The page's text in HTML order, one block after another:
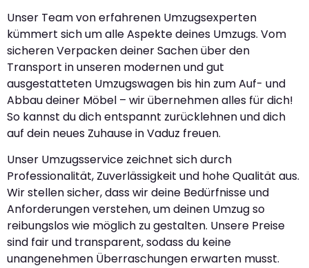
Unser Team von erfahrenen Umzugsexperten
kümmert sich um alle Aspekte deines Umzugs. Vom
sicheren Verpacken deiner Sachen über den
Transport in unseren modernen und gut
ausgestatteten Umzugswagen bis hin zum Auf- und
Abbau deiner Möbel – wir übernehmen alles für dich!
So kannst du dich entspannt zurücklehnen und dich
auf dein neues Zuhause in Vaduz freuen.
Unser Umzugsservice zeichnet sich durch
Professionalität, Zuverlässigkeit und hohe Qualität aus.
Wir stellen sicher, dass wir deine Bedürfnisse und
Anforderungen verstehen, um deinen Umzug so
reibungslos wie möglich zu gestalten. Unsere Preise
sind fair und transparent, sodass du keine
unangenehmen Überraschungen erwarten musst.